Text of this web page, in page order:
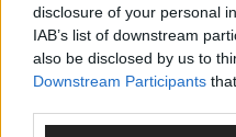
disclosure of your personal
IAB’s list of downstream
also be disclosed by us to
Downstream Participants
Perspektive. Mit *
Bitte nutze deinen Klarnamen
gültige E-Mail-Adresse (wird
jeden Kommentar kurz.
respektieren, werden